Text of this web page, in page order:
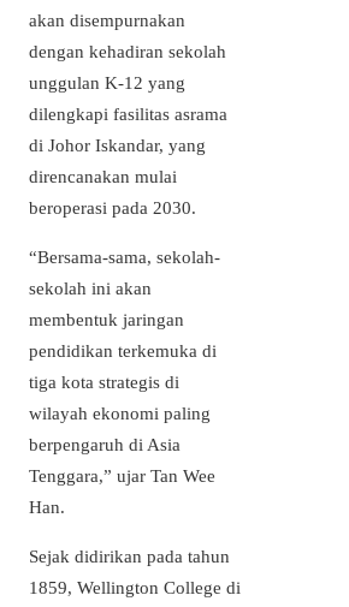
akan disempurnakan
dengan kehadiran sekolah
unggulan K-12 yang
dilengkapi fasilitas asrama
di Johor Iskandar, yang
direncanakan mulai
beroperasi pada 2030.
“Bersama-sama, sekolah-
sekolah ini akan
membentuk jaringan
pendidikan terkemuka di
tiga kota strategis di
wilayah ekonomi paling
berpengaruh di Asia
Tenggara,” ujar Tan Wee
Han.
Sejak didirikan pada tahun
1859, Wellington College di